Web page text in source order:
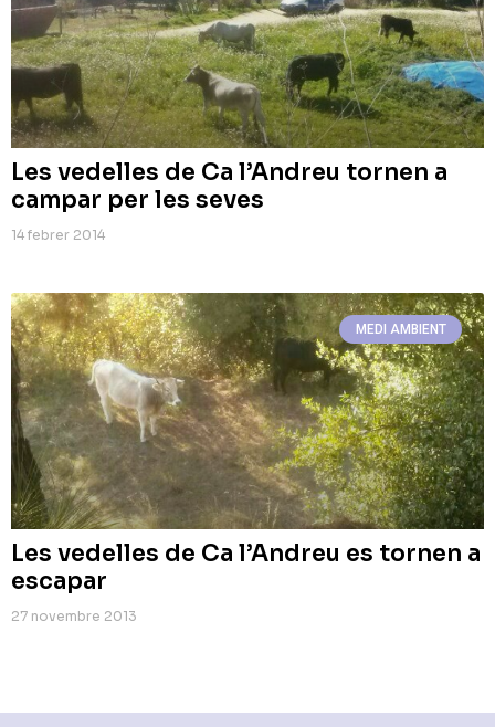
Les vedelles de Ca l’Andreu tornen a
campar per les seves
14 febrer 2014
MEDI AMBIENT
Les vedelles de Ca l’Andreu es tornen a
escapar
27 novembre 2013